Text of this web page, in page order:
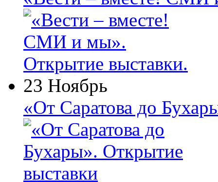
23 Ноябрь
«От Саратова до